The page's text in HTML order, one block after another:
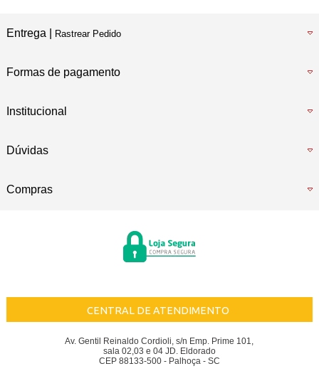
Entrega | Rastrear Pedido
Formas de pagamento
Institucional
Dúvidas
Compras
CENTRAL DE ATENDIMENTO
Av. Gentil Reinaldo Cordioli, s/n Emp. Prime 101,
sala 02,03 e 04 JD. Eldorado
CEP 88133-500 - Palhoça - SC